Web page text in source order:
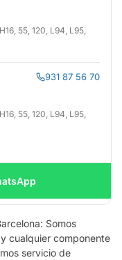
55, 120, L94, L95,
931 87 56 70
55, 120, L94, L95,
Somos
cualquier componente
servicio de